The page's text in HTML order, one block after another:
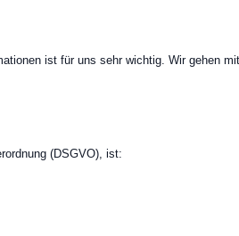
ist für uns sehr wichtig. Wir gehen
(DSGVO), ist: